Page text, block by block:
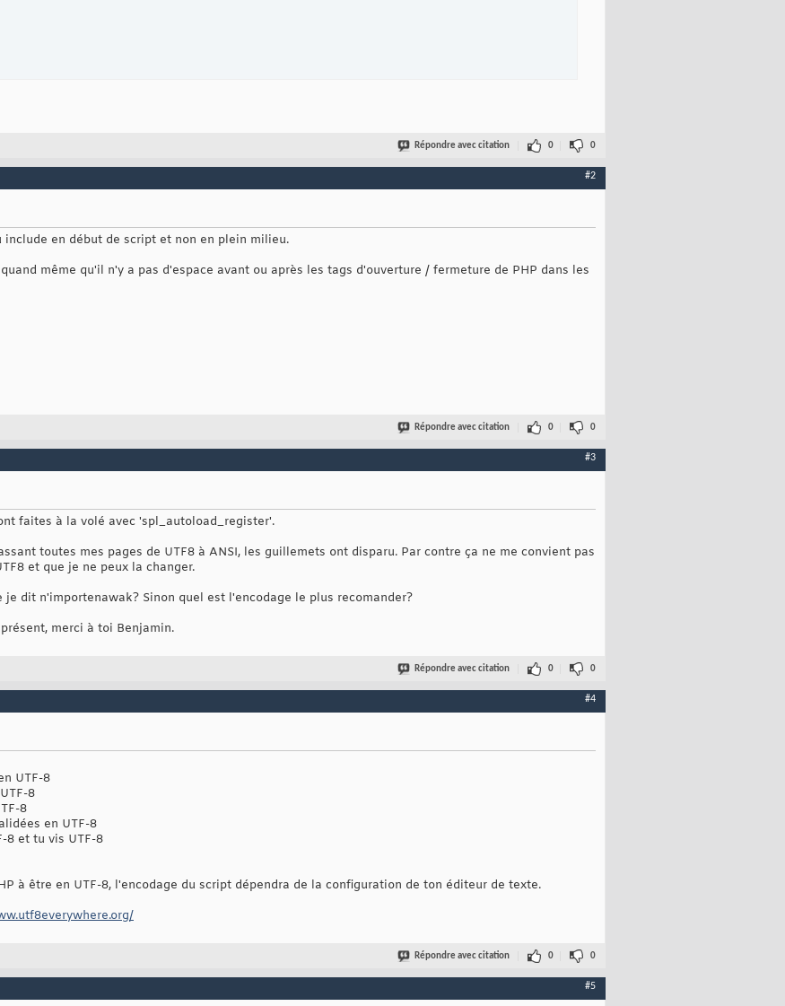
Répondre avec citation 0 0
#2
en début de script et non en plein milieu.
même qu'il n'y a pas d'espace avant ou après les tags d'ouverture / fermeture de PHP dans les
Répondre avec citation 0 0
#3
faites à la volé avec 'spl_autoload_register'.
toutes mes pages de UTF8 à ANSI, les guillemets ont disparu. Par contre ça ne me convient pas
et que je ne peux la changer.
je dit n'importenawak? Sinon quel est l'encodage le plus recomander?
merci à toi Benjamin.
Répondre avec citation 0 0
#4
UTF-8
8
8
en UTF-8
8 et tu vis UTF-8
à être en UTF-8, l'encodage du script dépendra de la configuration de ton éditeur de texte.
Répondre avec citation 0 0
#5